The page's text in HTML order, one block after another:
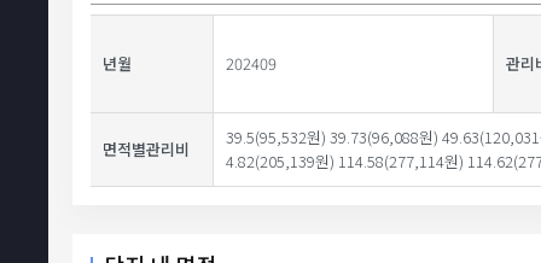
년월 202409 관리
면적별관리비
39.5(95,532원) 39.73(96,088원)
4.82(205,139원) 114.58(277,114원)